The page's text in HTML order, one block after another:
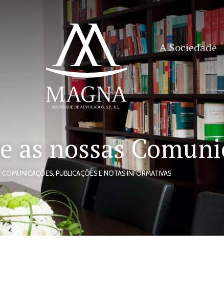
as nossas
COMUNICAÇÕES, PUBLICAÇÕES E NOTAS INFORMATIVAS
A Sociedade